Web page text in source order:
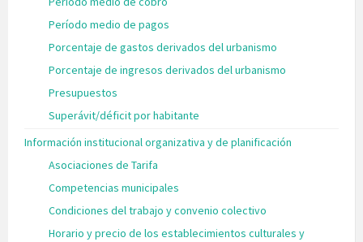
Período medio de pagos
Porcentaje de gastos derivados del urbanismo
Porcentaje de ingresos derivados del urbanismo
Presupuestos
Superávit/déficit por habitante
Información institucional organizativa y de planificación
Asociaciones de Tarifa
Competencias municipales
Condiciones del trabajo y convenio colectivo
Horario y precio de los establecimientos culturales y